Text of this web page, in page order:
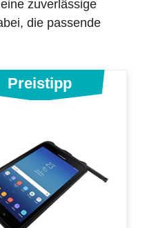
zuverlässige
die passende